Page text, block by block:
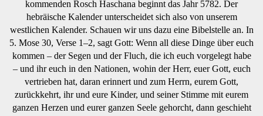
kommenden Rosch Haschana beginnt das Jahr 5782. Der
hebräische Kalender unterscheidet sich also von unserem
westlichen Kalender. Schauen wir uns dazu eine Bibelstelle an. In
5. Mose 30, Verse 1–2, sagt Gott: Wenn all diese Dinge über euch
kommen – der Segen und der Fluch, die ich euch vorgelegt habe
– und ihr euch in den Nationen, wohin der Herr, euer Gott, euch
vertrieben hat, daran erinnert und zum Herrn, eurem Gott,
zurückkehrt, ihr und eure Kinder, und seiner Stimme mit eurem
ganzen Herzen und eurer ganzen Seele gehorcht, dann geschieht